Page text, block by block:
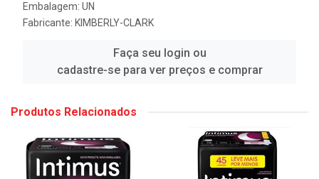
Embalagem: UN
Fabricante: KIMBERLY-CLARK
Faça seu login ou
cadastre-se para ver preços e comprar
Produtos Relacionados